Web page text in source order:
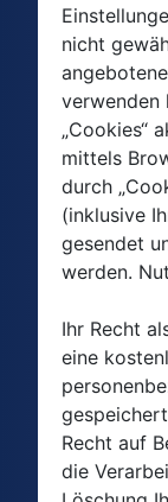
nicht
verwenden
„Cookies“
mittels
durch
(inklusive
gesendet
werden.
Ihr Recht
eine
Recht auf
die